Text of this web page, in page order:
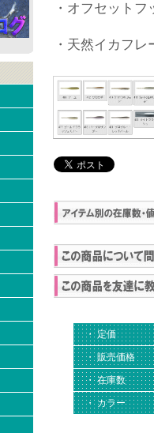
・オフセット
・天然イカフレ
・ 定価
・ 販売価格
・ 在庫数
・ カラー